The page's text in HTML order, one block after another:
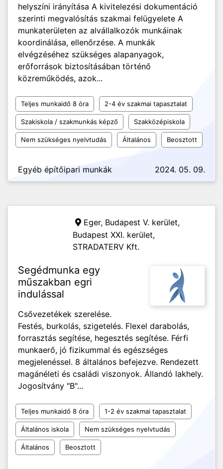
helyszíni irányítása A kivitelezési dokumentáció
szerinti megvalósítás szakmai felügyelete A
munkaterületen az alvállalkozók munkáinak
koordinálása, ellenőrzése. A munkák
elvégzéséhez szükséges alapanyagok,
erőforrások biztosításában történő
közreműködés, azok...
Teljes munkaidő 8 óra 2-4 év szakmai tapasztalat
Szakiskola / szakmunkás képző Szakközépiskola
Nem szükséges nyelvtudás Általános Beosztott
Egyéb építőipari munkák 2024. 05. 09.
Eger, Budapest V. kerület,
Budapest XXI. kerület,
STRADATERV Kft.
Segédmunka egy
műszakban egri
indulással
Csővezetékek szerelése.
Festés, burkolás, szigetelés. Flexel darabolás,
forrasztás segítése, hegesztés segítése. Férfi
munkaerő, jó fizikummal és egészséges
megjelenéssel. 8 általános befejezve. Rendezett
magánéleti és családi viszonyok. Állandó lakhely.
Jogosítvány "B"...
Teljes munkaidő 8 óra 1-2 év szakmai tapasztalat
Általános iskola Nem szükséges nyelvtudás
Általános Beosztott